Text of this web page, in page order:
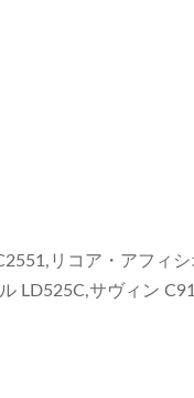
リコア・アフィ
LD525C,サヴィン